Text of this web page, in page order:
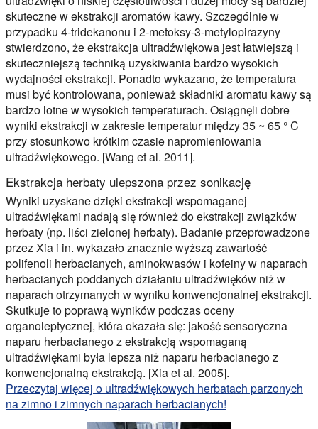
skuteczne w ekstrakcji aromatów kawy. Szczególnie w
przypadku 4-tridekanonu i 2-metoksy-3-metylopirazyny
stwierdzono, że ekstrakcja ultradźwiękowa jest łatwiejszą i
skuteczniejszą techniką uzyskiwania bardzo wysokich
wydajności ekstrakcji. Ponadto wykazano, że temperatura
musi być kontrolowana, ponieważ składniki aromatu kawy są
bardzo lotne w wysokich temperaturach. Osiągnęli dobre
wyniki ekstrakcji w zakresie temperatur między 35 ~ 65 ° C
przy stosunkowo krótkim czasie napromieniowania
ultradźwiękowego. [Wang et al. 2011].
Ekstrakcja herbaty ulepszona przez sonikację
Wyniki uzyskane dzięki ekstrakcji wspomaganej
ultradźwiękami nadają się również do ekstrakcji związków
herbaty (np. liści zielonej herbaty). Badanie przeprowadzone
przez Xia i in. wykazało znacznie wyższą zawartość
polifenoli herbacianych, aminokwasów i kofeiny w naparach
herbacianych poddanych działaniu ultradźwięków niż w
naparach otrzymanych w wyniku konwencjonalnej ekstrakcji.
Skutkuje to poprawą wyników podczas oceny
organoleptycznej, która okazała się: jakość sensoryczna
naparu herbacianego z ekstrakcją wspomaganą
ultradźwiękami była lepsza niż naparu herbacianego z
konwencjonalną ekstrakcją. [Xia et al. 2005].
Przeczytaj więcej o ultradźwiękowych herbatach parzonych
na zimno i zimnych naparach herbacianych!